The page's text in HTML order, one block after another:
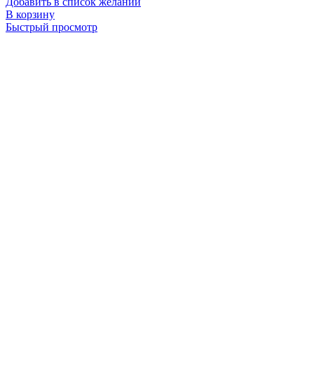
В корзину
Быстрый просмотр